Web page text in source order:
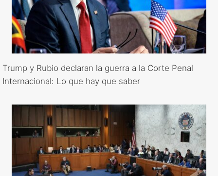
Trump y Rubio declaran la guerra a la Corte Penal
Internacional: Lo que hay que saber